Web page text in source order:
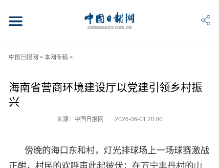
中国日报网 > 本网专稿>
海南省营商环境建设厅以党建引领乡村振
兴
来源：中国日报网 2026-06-01 20:00
傍晚的海口东和村，灯光排球场上一场球赛激战
正酣，村民的欢呼声此起彼伏；在万宁丰丹村的山